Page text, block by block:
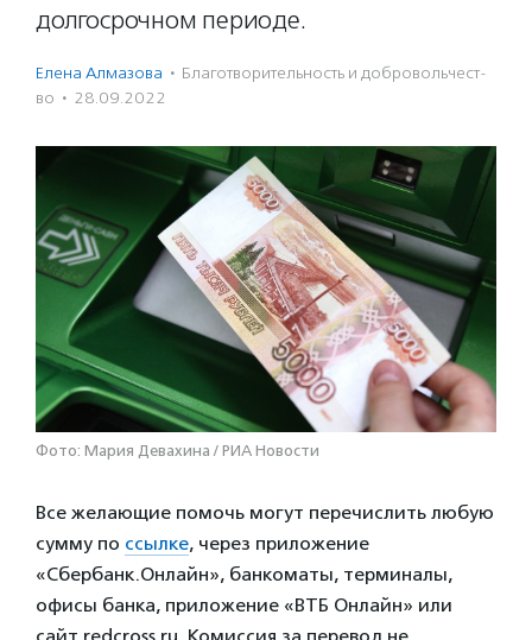
долгосрочном периоде.
Елена Алмазова · Благотвори­тель­ность и доброволь­чест­
во · 28.09.2022
Фото: Мария Девахина / РИА Новости
Все желающие помочь могут перечислить любую
сумму по ссылке, через приложение
«Сбербанк.Онлайн», банкоматы, терминалы,
офисы банка, приложение «ВТБ Онлайн» или